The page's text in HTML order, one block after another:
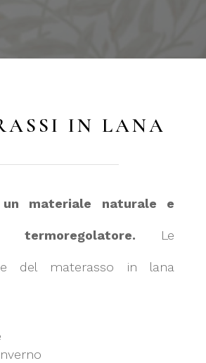
IN LANA
materiale naturale e
Le
del materasso in lana